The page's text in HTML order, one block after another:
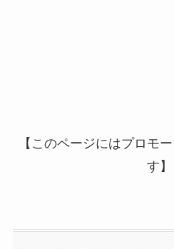
【このページにはプロモ
す】